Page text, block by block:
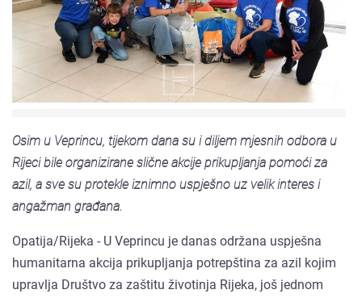
Osim u Veprincu, tijekom dana su i diljem mjesnih odbora u
Rijeci bile organizirane slične akcije prikupljanja pomoći za
azil, a sve su protekle iznimno uspješno uz velik interes i
angažman građana.
Opatija/Rijeka - U Veprincu je danas održana uspješna
humanitarna akcija prikupljanja potrepština za azil kojim
upravlja Društvo za zaštitu životinja Rijeka, još jednom